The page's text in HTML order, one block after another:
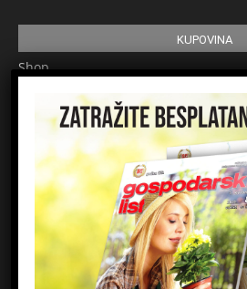
KUPOVINA
Shop
Pretplata
Uvjeti korištenja
Prijavite se na newsletter